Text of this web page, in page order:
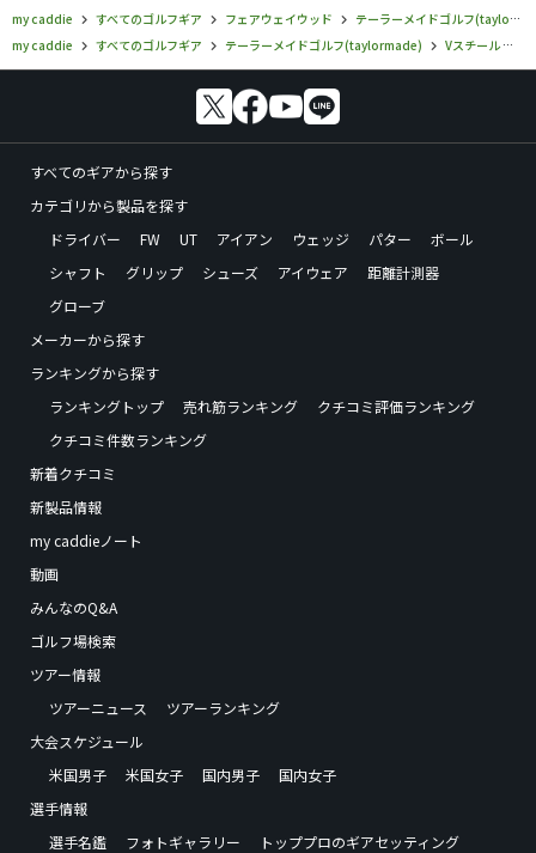
my caddie すべてのゴルフギア フェアウェイウッド
テーラーメイドゴルフ(taylormade)
my caddie
すべてのゴルフギア テーラーメイドゴルフ(taylormade) Vスチール
すべてのギアから探す
カテゴリから製品を探す
ドライバー
FW UT アイアン ウェッジ パター
ボール
シャフト
グリップ シューズ アイウェア
距離計測器
グローブ
メーカーから探す
ランキングから探す
ランキングトップ
売れ筋ランキング
クチコミ評価ランキング
クチコミ件数ランキング
新着クチコミ
新製品情報
my caddieノート
動画
みんなのQ&A
ゴルフ場検索
ツアー情報
ツアーニュース
ツアーランキング
大会スケジュール
米国男子
米国女子 国内男子
国内女子
選手情報
選手名鑑
フォトギャラリー トッププロのギアセッティング